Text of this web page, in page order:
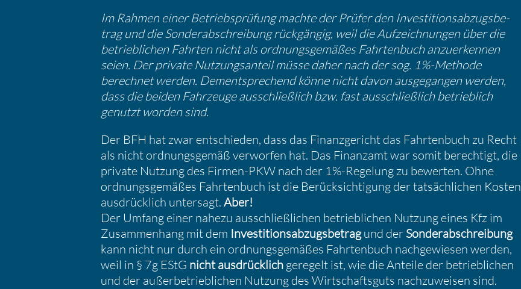
Im Rahmen einer Betriebs­prü­fung machte der Prüfer den Inves­ti­ti­ons­ab­zugs­be­
trag und die Sonder­ab­schrei­bung rückgängig, weil die Aufzeich­nungen über die
betrieb­li­chen Fahrten nicht als ordnungs­ge­mäßes Fahrten­buch anzuer­kennen
seien. Der private Nutzungs­an­teil müsse daher nach der sog. 1%-Methode
berechnet werden. Dementspre­chend könne nicht davon ausge­gangen werden,
dass die beiden Fahrzeuge ausschließ­lich bzw. fast ausschließ­lich betrieb­lich
genutzt worden sind.
Der BFH hat zwar entschieden, dass das Finanz­ge­richt das Fahrten­buch zu Recht
als nicht ordnungs­gemäß verworfen hat. Das Finanzamt war somit berech­tigt, die
private Nutzung des Firmen-PKW nach der 1%-Regelung zu bewerten. Ohne
ordnungs­ge­mäßes Fahrten­buch ist die Berück­sich­ti­gung der tatsäch­li­chen Kosten
ausdrück­lich unter­sagt. Aber!
Der Umfang einer nahezu ausschließ­li­chen betrieb­li­chen Nutzung eines Kfz im
Zusam­men­hang mit dem Inves­ti­ti­ons­ab­zugs­be­tragund der Sonder­ab­schrei­bung
kann nicht nur durch ein ordnungs­ge­mäßes Fahrten­buch nachge­wiesen werden,
weil in § 7g EStG nicht ausdrück­lich geregelt ist, wie die Anteile der betrieb­li­chen
und der außer­be­trieb­li­chen Nutzung des Wirtschafts­guts nachzu­weisen sind.